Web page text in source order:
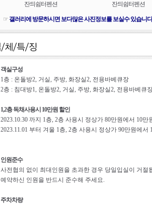
잔듸쉼터펜션 잔듸쉼터펜션
☞ 갤러리에 방문하시면 보다많은 사진정보를 보실수 있습니
객실구성
1층 : 온돌방2, 거실, 주방, 화장실2, 전용바베큐장
2층 : 침대방1, 온돌방2, 거실, 주방, 화장실2, 전용바베큐
1,2층 독채사용시 10만원 할인
2023.10.30 까지 1층, 2층 사용시 정상가 80만원에서 10
2023.11.01 부터 겨울 1층, 2층 사용시 정상가 90만원에
인원준수
사전협의 없이 최대인원을 초과한 경우 당일입실이 거절
예약하신 인원을 반드시 준수해 주세요.
주차차량